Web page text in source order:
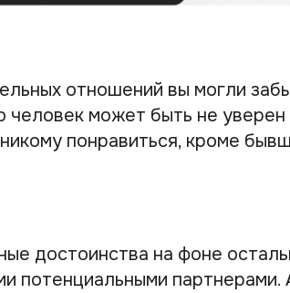
отношений вы могли
человек может быть не
понравиться, кроме
достоинства на фоне
потенциальными партнерами.